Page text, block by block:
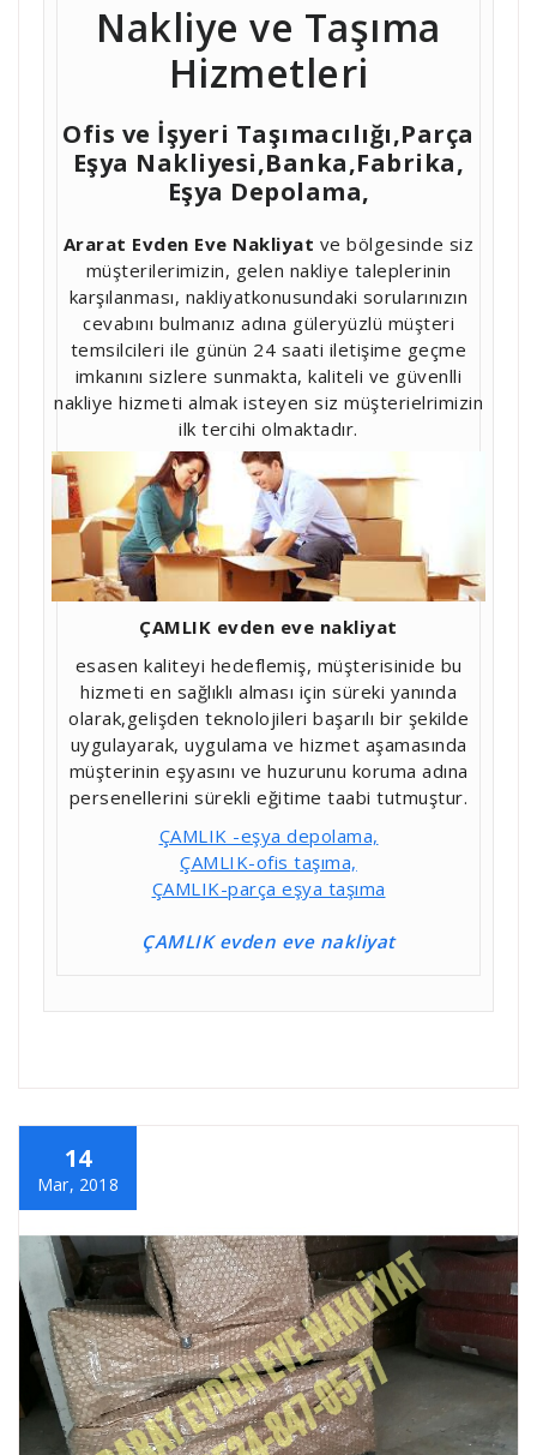
Nakliye ve Taşıma
Hizmetleri
Ofis ve İşyeri Taşımacılığı,Parça
Eşya Nakliyesi,Banka,Fabrika,
Eşya Depolama,
Ararat Evden Eve Nakliyat ve bölgesinde siz
müşterilerimizin, gelen nakliye taleplerinin
karşılanması, nakliyatkonusundaki sorularınızın
cevabını bulmanız adına güleryüzlü müşteri
temsilcileri ile günün 24 saati iletişime geçme
imkanını sizlere sunmakta, kaliteli ve güvenlli
nakliye hizmeti almak isteyen siz müşterielrimizin
ilk tercihi olmaktadır.
ÇAMLIK evden eve nakliyat
esasen kaliteyi hedeflemiş, müşterisinide bu
hizmeti en sağlıklı alması için süreki yanında
olarak,gelişden teknolojileri başarılı bir şekilde
uygulayarak, uygulama ve hizmet aşamasında
müşterinin eşyasını ve huzurunu koruma adına
persenellerini sürekli eğitime taabi tutmuştur.
ÇAMLIK -eşya depolama,
ÇAMLIK-ofis taşıma,
ÇAMLIK-parça eşya taşıma
ÇAMLIK evden eve nakliyat
14
Mar, 2018